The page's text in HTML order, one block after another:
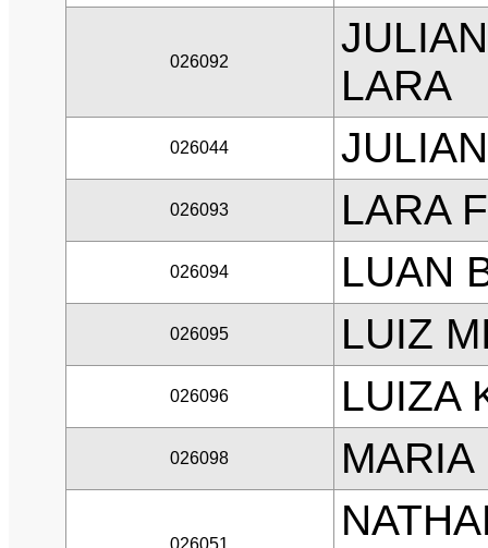
026092
LARA
026044
026093 LARA
026094 LUAN
026095 LUIZ
026096 LUIZA
026098 MARIA
026051